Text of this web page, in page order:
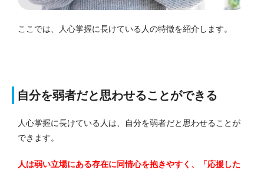
ここでは、人心掌握に長けている人の特徴を紹介します。
自分を弱者だと思わせることができる
人心掌握に長けている人は、自分を弱者だと思わせることが
できます。
人は弱い立場にある存在に同情心を抱きやすく、「応援した